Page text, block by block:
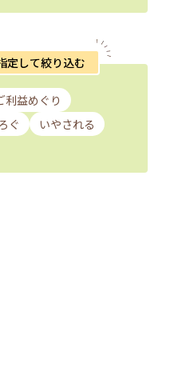
定して絞り込む
利益めぐり
ぐ
いやされる